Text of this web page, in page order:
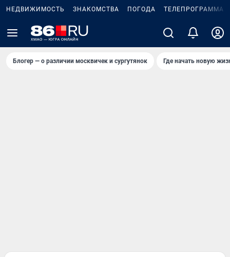
НЕДВИЖИМОСТЬ ЗНАКОМСТВА ПОГОДА ТЕЛЕПРОГРАММА
Блогер — о различии москвичек и сургутянок Где начать новую